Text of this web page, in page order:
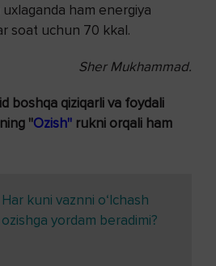
ham energiya
soat uchun 70 kkal.
Sher Mukhammad.
boshqa qiziqarli va foydali
"Ozish" rukni orqali ham
Har kuni vaznni o‘lchash
ozishga yordam beradimi?